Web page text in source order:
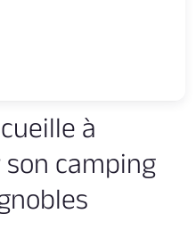
à
camping